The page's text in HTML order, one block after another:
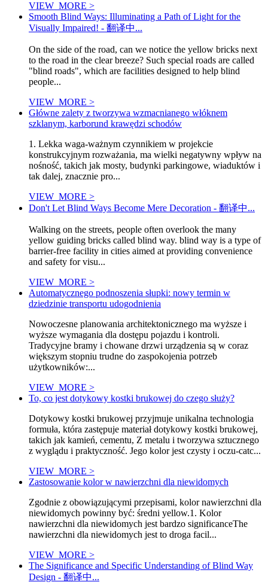
VIEW_MORE >
Smooth Blind Ways: Illuminating a Path of Light for the
Visually Impaired! - 翻译中...
On the side of the road, can we notice the yellow bricks next
to the road in the clear breeze? Such special roads are called
"blind roads", which are facilities designed to help blind
people...
VIEW_MORE >
Główne zalety z tworzywa wzmacnianego włóknem
szklanym, karborund krawędzi schodów
1. Lekka waga-ważnym czynnikiem w projekcie
konstrukcyjnym rozważania, ma wielki negatywny wpływ na
nośność, takich jak mosty, budynki parkingowe, wiaduktów i
tak dalej, znacznie pro...
VIEW_MORE >
Don't Let Blind Ways Become Mere Decoration - 翻译中...
Walking on the streets, people often overlook the many
yellow guiding bricks called blind way. blind way is a type of
barrier-free facility in cities aimed at providing convenience
and safety for visu...
VIEW_MORE >
Automatycznego podnoszenia słupki: nowy termin w
dziedzinie transportu udogodnienia
Nowoczesne planowania architektonicznego ma wyższe i
wyższe wymagania dla dostępu pojazdu i kontroli.
Tradycyjne bramy i chowane drzwi urządzenia są w coraz
większym stopniu trudne do zaspokojenia potrzeb
użytkowników:...
VIEW_MORE >
To, co jest dotykowy kostki brukowej do czego służy?
Dotykowy kostki brukowej przyjmuje unikalna technologia
formuła, która zastępuje materiał dotykowy kostki brukowej,
takich jak kamień, cementu, Z metalu i tworzywa sztucznego
z wyglądu i praktyczność. Jego kolor jest czysty i oczu-catc...
VIEW_MORE >
Zastosowanie kolor w nawierzchni dla niewidomych
Zgodnie z obowiązującymi przepisami, kolor nawierzchni dla
niewidomych powinny być: średni yellow.1. Kolor
nawierzchni dla niewidomych jest bardzo significanceThe
nawierzchni dla niewidomych jest to droga facil...
VIEW_MORE >
The Significance and Specific Understanding of Blind Way
Design - 翻译中...